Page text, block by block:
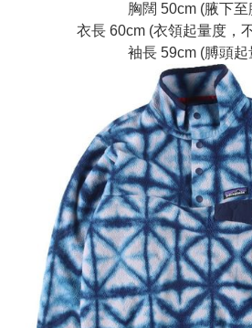
胸闊 50cm (腋下至
衣長 60cm (衣領起量度，
袖長 59cm (膊頭起